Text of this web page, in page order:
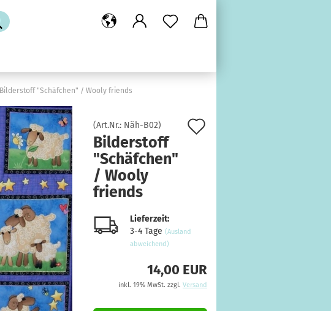
Suche...
Bilderstoff "Schäfchen" / Wooly friends
(Art.Nr.: Näh-B02)
Bilderstoff
"Schäfchen"
/ Wooly
friends
Lieferzeit:
3-4 Tage(Ausland
abweichend)
14,00 EUR
inkl. 19% MwSt. zzgl. Versand